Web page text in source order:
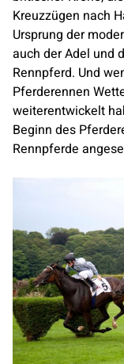
Kreuzzügen nach
Ursprung der
auch der Adel und
Rennpferd. Und
Pferderennen
weiterentwickelt
Beginn des
Rennpferde